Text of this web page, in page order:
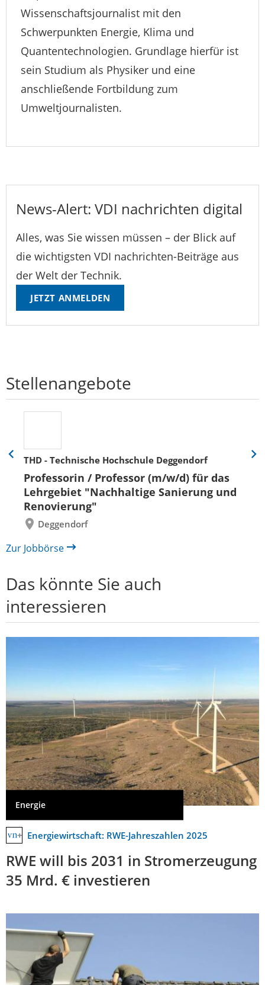
Wissenschaftsjournalist mit den
Schwerpunkten Energie, Klima und
Quantentechnologien. Grundlage hierfür ist
sein Studium als Physiker und eine
anschließende Fortbildung zum
Umweltjournalisten.
News-Alert: VDI nachrichten digital
Alles, was Sie wissen müssen – der Blick auf
die wichtigsten VDI nachrichten-Beiträge aus
der Welt der Technik.
JETZT ANMELDEN
Stellenangebote
THD - Technische Hochschule Deggendorf
Professorin / Professor (m/w/d) für das
Lehrgebiet "Nachhaltige Sanierung und
Renovierung"
Deggendorf
Eine
zurück
Eine
Zur Jobbörse
Das könnte Sie auch
interessieren
Energie
Energiewirtschaft: RWE-Jahreszahlen 2025
RWE will bis 2031 in Stromerzeugung
35 Mrd. € investieren